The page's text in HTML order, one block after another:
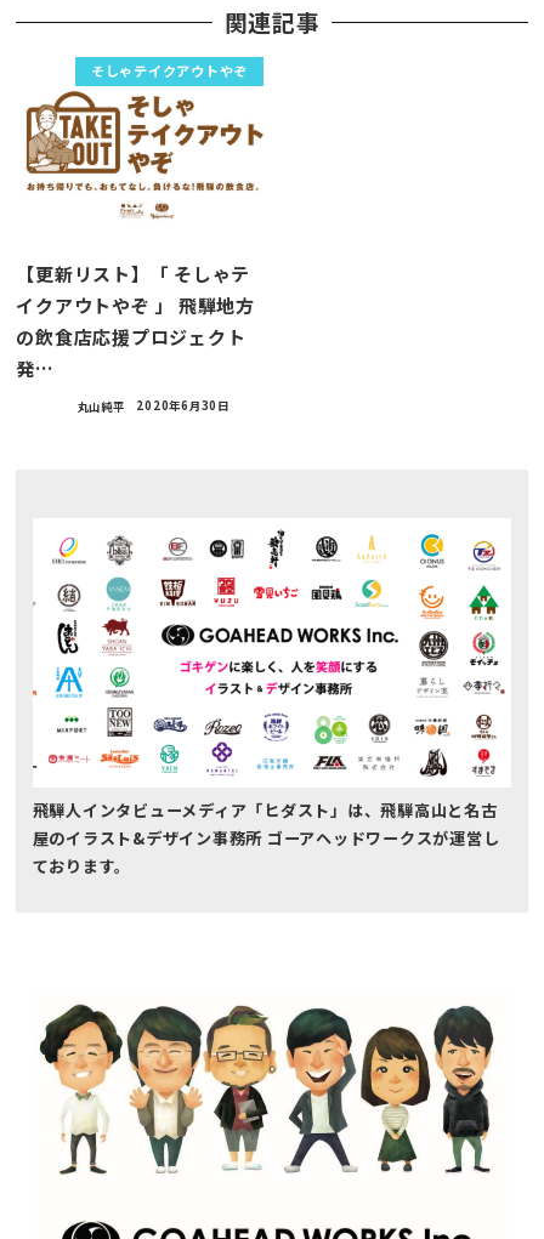
関連記事
そしゃテイクアウトやぞ
【更新リスト】「 そしゃテ
イクアウトやぞ 」 飛騨地方
の飲食店応援プロジェクト
発…
丸山純平 2020年6月30日
飛騨人インタビューメディア「ヒダスト」は、飛騨高山と名古
屋のイラスト&デザイン事務所 ゴーアヘッドワークスが運営し
ております。